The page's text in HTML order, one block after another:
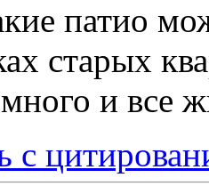
патио
старых
и все
с